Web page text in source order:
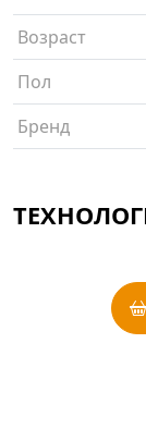
Возраст
Пол
Бренд